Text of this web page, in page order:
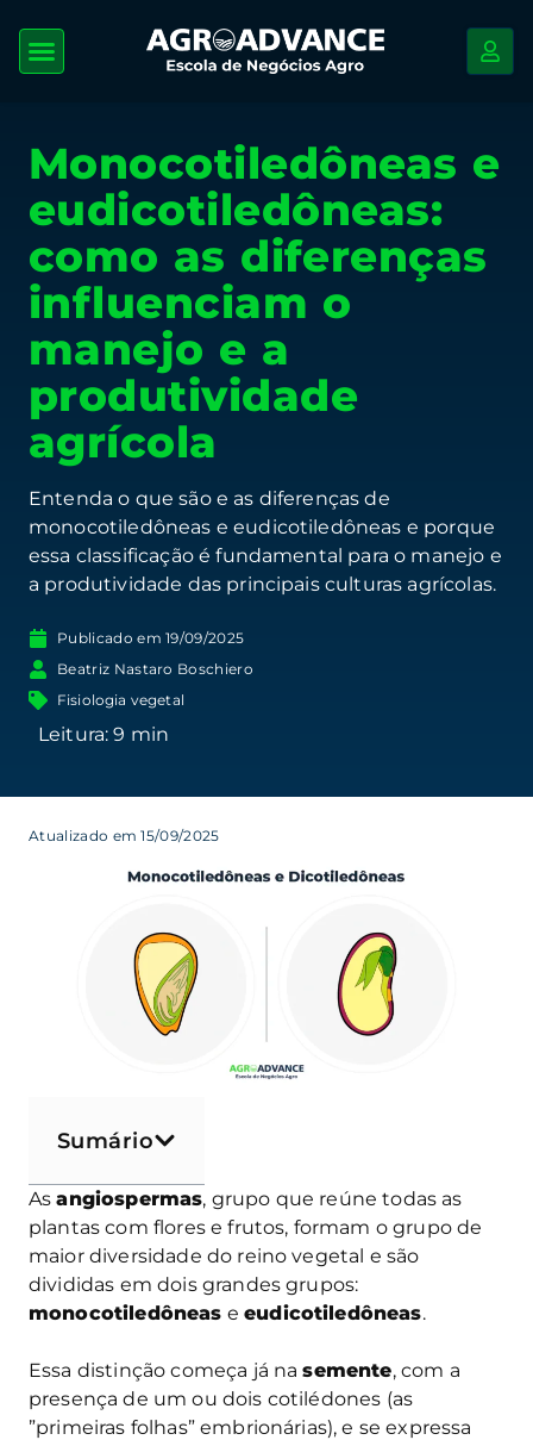
Monocotiledôneas e
eudicotiledôneas:
como as diferenças
influenciam o
manejo e a
produtividade
agrícola
Entenda o que são e as diferenças de
monocotiledôneas e eudicotiledôneas e porque
essa classificação é fundamental para o manejo e
a produtividade das principais culturas agrícolas.
Publicado em 19/09/2025
Beatriz Nastaro Boschiero
Fisiologia vegetal
Atualizado em 15/09/2025
Sumário
Asangiospermas, grupo que reúne todas as
plantas com flores e frutos, formam o grupo de
maior diversidade do reino vegetal e são
divididas em dois grandes grupos:
monocotiledôneas eeudicotiledôneas.
Essa distinção começa já nasemente, com a
presença de um ou dois cotilédones (as
”primeiras folhas” embrionárias), e se expressa